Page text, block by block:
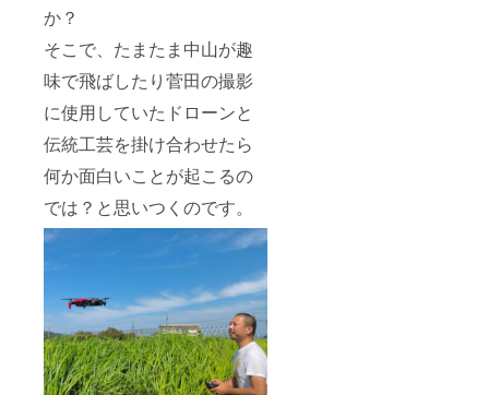
か？
そこで、たまたま中山が趣
味で飛ばしたり菅田の撮影
に使用していたドローンと
伝統工芸を掛け合わせたら
何か面白いことが起こるの
では？と思いつくのです。